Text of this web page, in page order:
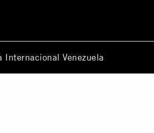
Venezuela